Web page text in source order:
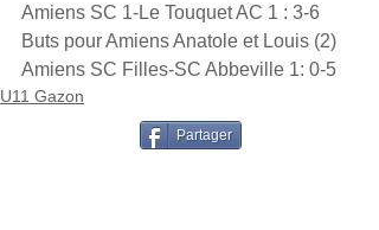
Amiens SC 1-Le Touquet AC 1 : 3-6
Buts pour Amiens Anatole et Louis (2)
Amiens SC Filles-SC Abbeville 1: 0-5
U11 Gazon
Partager